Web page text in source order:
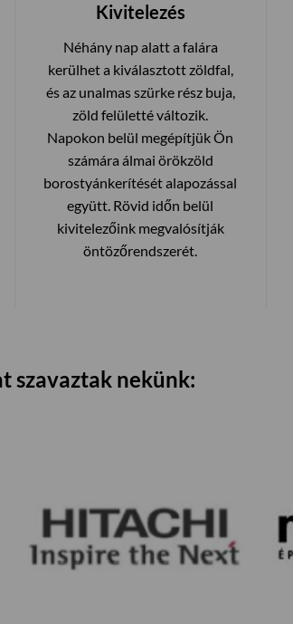
Kivitelezés
Néhány nap alatt a falára
kerülhet a kiválasztott zöldfal,
és az unalmas szürke rész buja,
zöld felületté változik.
Napokon belül megépítjük Ön
számára álmai örökzöld
borostyánkerítését alapozással
együtt. Rövid időn belül
kivitelezőink megvalósítják
öntözőrendszerét.
szavaztak nekünk: